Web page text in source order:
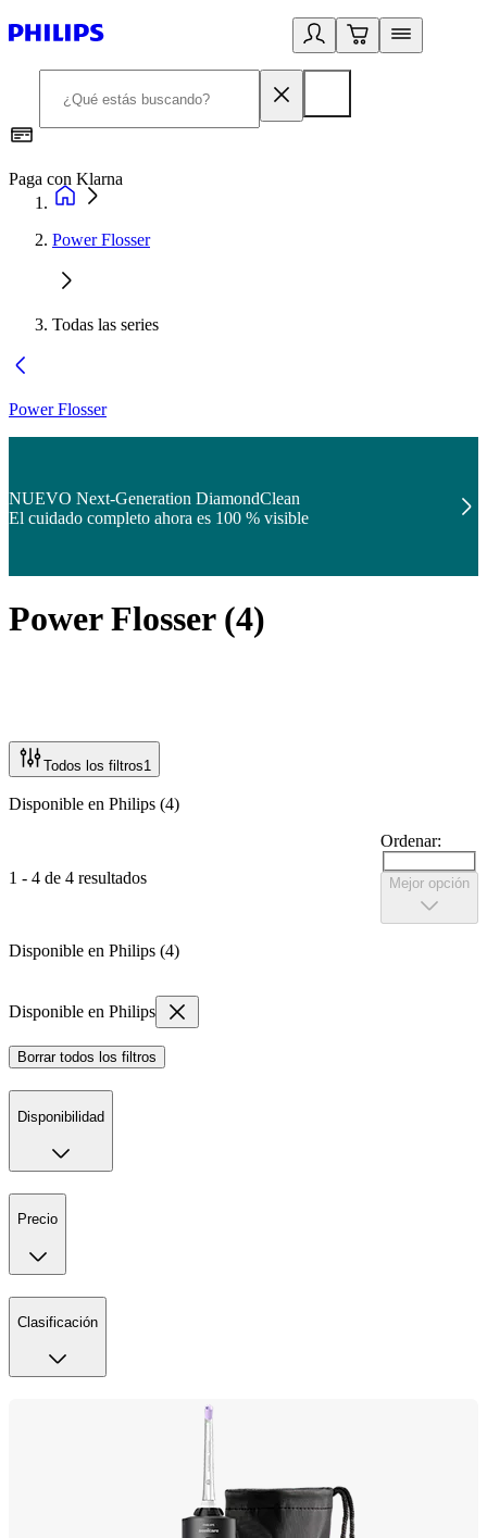
Paga con Klarna
Power Flosser
Todas las series
Power Flosser
NUEVO Next-Generation DiamondClean
El cuidado completo ahora es 100 % visible
Power Flosser(4)
Todos los filtros1
Disponible en Philips (4)
1 - 4 de 4 resultados
Ordenar:
Mejor opción
Disponible en Philips (4)
Disponible en Philips
Borrar todos los filtros
Disponibilidad
Precio
Clasificación